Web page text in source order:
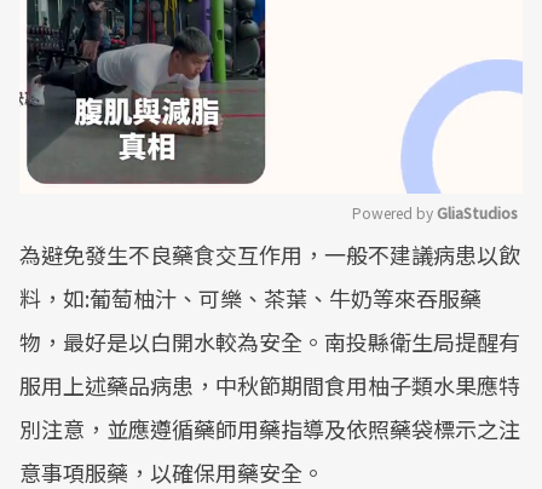
Mute
Powered by GliaStudios
為避免發生不良藥食交互作用，一般不建議病患以飲
料，如:葡萄柚汁、可樂、茶葉、牛奶等來吞服藥
物，最好是以白開水較為安全。南投縣衛生局提醒有
服用上述藥品病患，中秋節期間食用柚子類水果應特
別注意，並應遵循藥師用藥指導及依照藥袋標示之注
意事項服藥，以確保用藥安全。